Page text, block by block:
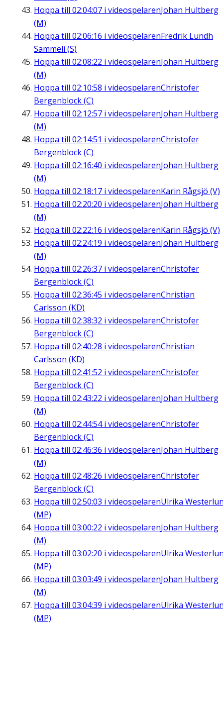
Hoppa till 02:04:07 i videospelarenJohan Hultberg
(M)
Hoppa till 02:06:16 i videospelarenFredrik Lundh
Sammeli (S)
Hoppa till 02:08:22 i videospelarenJohan Hultberg
(M)
Hoppa till 02:10:58 i videospelarenChristofer
Bergenblock (C)
Hoppa till 02:12:57 i videospelarenJohan Hultberg
(M)
Hoppa till 02:14:51 i videospelarenChristofer
Bergenblock (C)
Hoppa till 02:16:40 i videospelarenJohan Hultberg
(M)
Hoppa till 02:18:17 i videospelarenKarin Rågsjö (V)
Hoppa till 02:20:20 i videospelarenJohan Hultberg
(M)
Hoppa till 02:22:16 i videospelarenKarin Rågsjö (V)
Hoppa till 02:24:19 i videospelarenJohan Hultberg
(M)
Hoppa till 02:26:37 i videospelarenChristofer
Bergenblock (C)
Hoppa till 02:36:45 i videospelarenChristian
Carlsson (KD)
Hoppa till 02:38:32 i videospelarenChristofer
Bergenblock (C)
Hoppa till 02:40:28 i videospelarenChristian
Carlsson (KD)
Hoppa till 02:41:52 i videospelarenChristofer
Bergenblock (C)
Hoppa till 02:43:22 i videospelarenJohan Hultberg
(M)
Hoppa till 02:44:54i videospelarenChristofer
Bergenblock (C)
Hoppa till 02:46:36 i videospelarenJohan Hultberg
(M)
Hoppa till 02:48:26 i videospelarenChristofer
Bergenblock (C)
Hoppa till 02:50:03 i videospelarenUlrika
(MP)
Hoppa till 03:00:22 i videospelarenJohan Hultberg
(M)
Hoppa till 03:02:20 i videospelarenUlrika
(MP)
Hoppa till 03:03:49 i videospelarenJohan Hultberg
(M)
Hoppa till 03:04:39 i videospelarenUlrika
(MP)